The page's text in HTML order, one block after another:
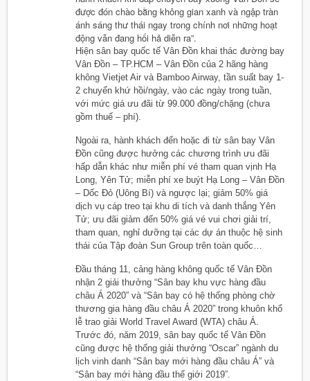
được đón chào bằng không gian xanh và ngập tràn
ánh sáng thư thái ngay trong chính nơi những hoạt
động vẫn đang hối hả diễn ra”.
Hiện sân bay quốc tế Vân Đồn khai thác đường bay
Vân Đồn – TP.HCM – Vân Đồn của 2 hãng hàng
không Vietjet Air và Bamboo Airway, tần suất bay 1-
2 chuyến khứ hồi/ngày, vào các ngày trong tuần,
với mức giá ưu đãi từ 99.000 đồng/chặng (chưa
gồm thuế – phí).
Ngoài ra, hành khách đến hoặc đi từ sân bay Vân
Đồn cũng được hưởng các chương trình ưu đãi
hấp dẫn khác như miễn phí vé tham quan vịnh Hạ
Long, Yên Tử; miễn phí xe buýt Hạ Long – Vân Đồn
– Dốc Đỏ (Uông Bí) và ngược lại; giảm 50% giá
dịch vụ cáp treo tại khu di tích và danh thắng Yên
Tử; ưu đãi giảm đến 50% giá vé vui chơi giải trí,
tham quan, nghỉ dưỡng tại các dự án thuộc hệ sinh
thái của Tập đoàn Sun Group trên toàn quốc…
Đầu tháng 11, cảng hàng không quốc tế Vân Đồn
nhận 2 giải thưởng “Sân bay khu vực hàng đầu
châu Á 2020” và “Sân bay có hệ thống phòng chờ
thương gia hàng đầu châu Á 2020” trong khuôn khổ
lễ trao giải World Travel Award (WTA) châu Á.
Trước đó, năm 2019, sân bay quốc tế Vân Đồn
cũng được hệ thống giải thưởng “Oscar” ngành du
lịch vinh danh “Sân bay mới hàng đầu châu Á” và
“Sân bay mới hàng đầu thế giới 2019”.